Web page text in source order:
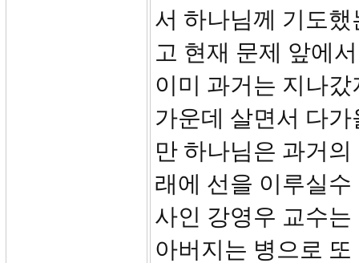
서 하나님께 기도
고 현재 문제 앞에
이미 과거는 지나
가운데 살면서 다
만 하나님은 과거
래에 선을 이루실
사인 강영우 교수
아버지는 병으로